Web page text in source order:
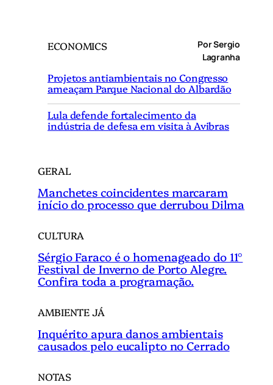
ECONOMICS
Por Sergio
Lagranha
Projetos antiambientais no Congresso
ameaçam Parque Nacional do Albardão
Lula defende fortalecimento da
indústria de defesa em visita à Avibras
GERAL
Manchetes coincidentes marcaram
início do processo que derrubou Dilma
CULTURA
Sérgio Faraco é o homenageado do 11°
Festival de Inverno de Porto Alegre.
Confira toda a programação.
AMBIENTE JÁ
Inquérito apura danos ambientais
causados pelo eucalipto no Cerrado
NOTAS